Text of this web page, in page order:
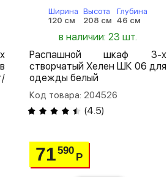
Ширина
120 см
Высота
208 см
Глубина
46 см
в наличии: 23 шт.
Распашной шкаф 3-х
створчатый Хелен ШК 06 для
одежды белый
Код товара: 204526
(4.5)
71590
Р